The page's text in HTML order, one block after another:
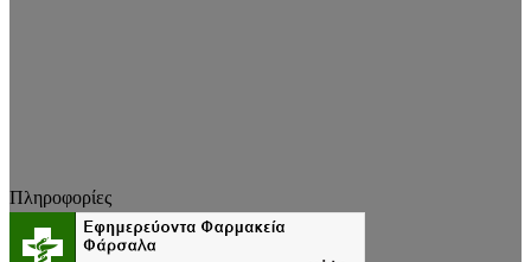
Πληροφορίες